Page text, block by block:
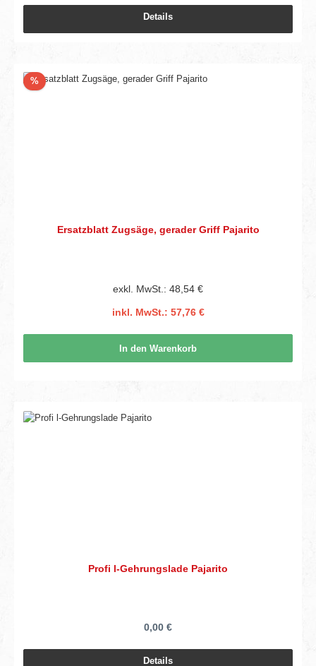
Details
%Rabatt
Ersatzblatt Zugsäge, gerader Griff Pajarito
exkl. MwSt.: 48,54 €
inkl. MwSt.: 57,76 €
In den Warenkorb
Profi l-Gehrungslade Pajarito
0,00 €
Details